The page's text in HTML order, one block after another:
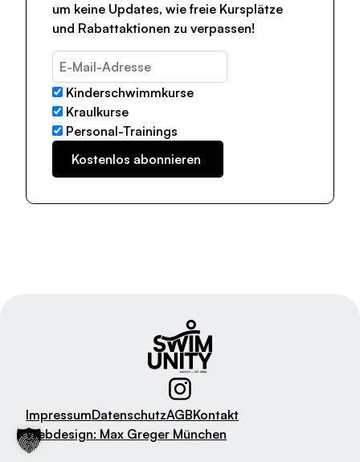
um keine Updates, wie freie Kursplätze
und Rabattaktionen zu verpassen!
Kinderschwimmkurse
Kraulkurse
Personal-Trainings
ImpressumDatenschutzAGBKontakt
Webdesign: Max Greger München